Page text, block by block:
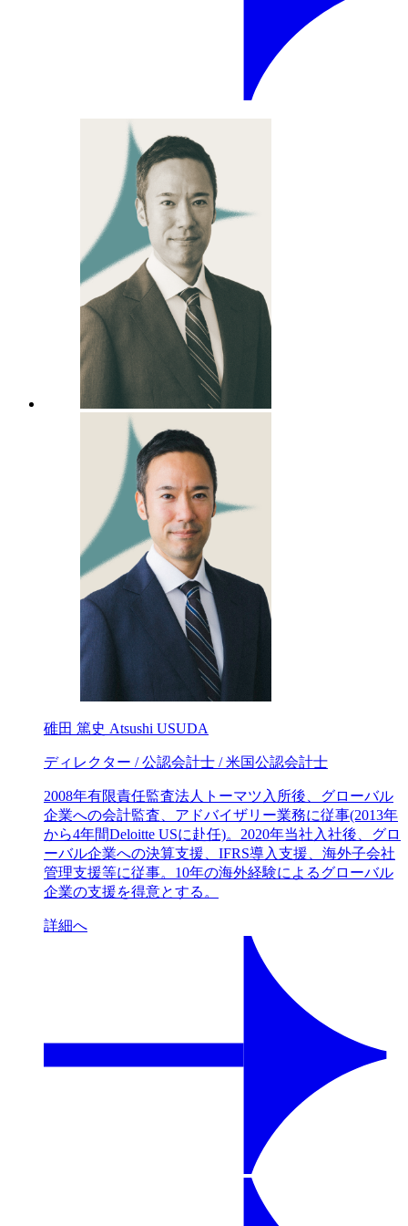
碓田 篤史 Atsushi USUDA
ディレクター / 公認会計士 / 米国公認会計士
2008年有限責任監査法人トーマツ入所後、グローバル
企業への会計監査、アドバイザリー業務に従事(2013年
から4年間Deloitte USに赴任)。2020年当社入社後、グロ
ーバル企業への決算支援、IFRS導入支援、海外子会社
管理支援等に従事。10年の海外経験によるグローバル
企業の支援を得意とする。
詳細へ